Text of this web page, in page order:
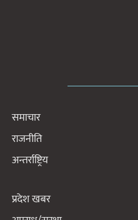
समाचार
राजनीति
अन्तर्राष्ट्रिय
प्रदेश खबर